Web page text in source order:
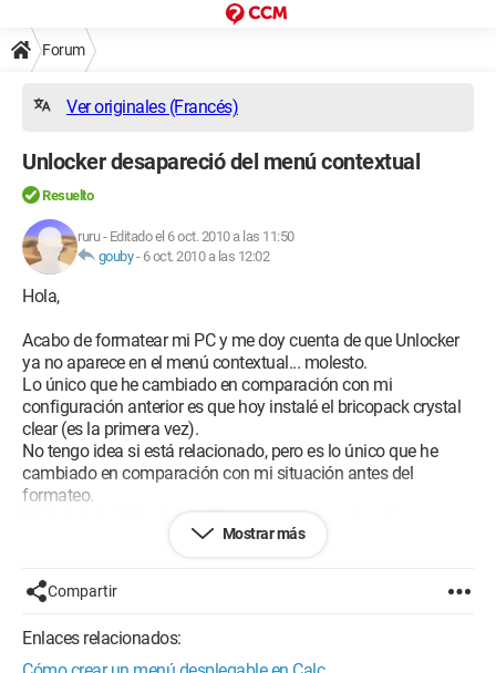
Forum
Ver originales (Francés)
Unlocker desapareció del menú contextual
Resuelto
ruru- Editado el 6 oct. 2010 a las 11:50
gouby- 6 oct. 2010 a las 12:02
Hola,
Acabo de formatear mi PC y me doy cuenta de que Unlocker
ya no aparece en el menú contextual... molesto.
Lo único que he cambiado en comparación con mi
configuración anterior es que hoy instalé el bricopack crystal
clear (es la primera vez).
No tengo idea si está relacionado, pero es lo único que he
cambiado en comparación con mi situación antes del
formateo.
He instalado Unlocker de 32 y 64 bits, pero no hay forma.
¿Alguien ha tenido este problema antes?
Mostrar más
Compartir
Enlaces relacionados: